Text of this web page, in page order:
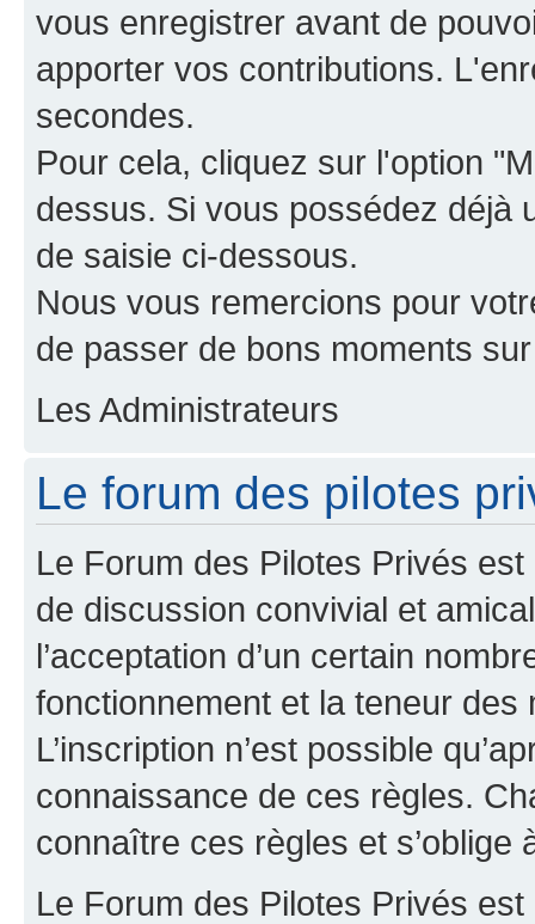
vous enregistrer avant de
apporter vos contributions.
secondes.
Pour cela, cliquez sur l'option
dessus. Si vous possédez déjà
de saisie ci-dessous.
Nous vous remercions pour
de passer de bons moments
Les Administrateurs
Le forum des pilotes
Le Forum des Pilotes Privés
de discussion convivial et
l’acceptation d’un certain
fonctionnement et la teneur
L’inscription n’est possible
connaissance de ces règles.
connaître ces règles et s’oblige
Le Forum des Pilotes Privés